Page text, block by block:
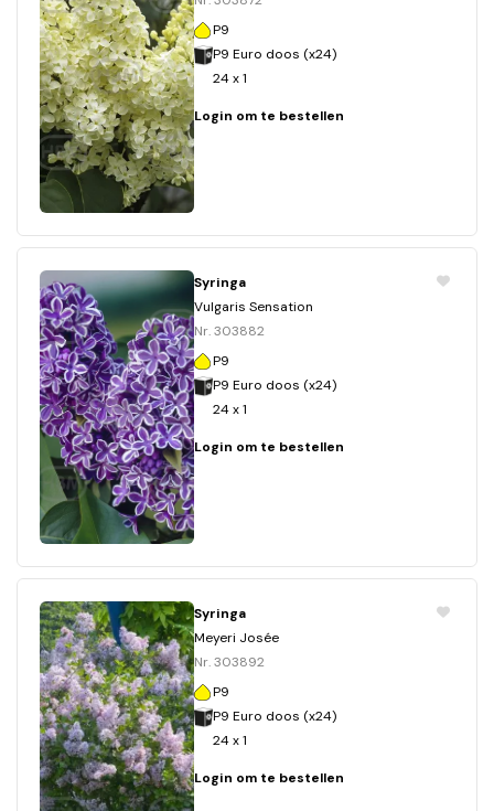
P9
P9 Euro doos (x24)
24 x 1
Login om te bestellen
Syringa
Vulgaris Sensation
Nr. 303882
P9
P9 Euro doos (x24)
24 x 1
Login om te bestellen
Syringa
Meyeri Josée
Nr. 303892
P9
P9 Euro doos (x24)
24 x 1
Login om te bestellen